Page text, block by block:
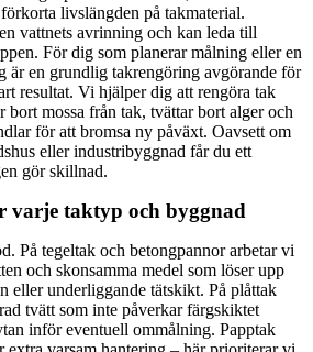
livslängden på takmaterial.
vattnets avrinning och kan leda till
För dig som planerar målning eller en
är en grundlig takrengöring avgörande för
resultat. Vi hjälper dig att rengöra tak
mossa från tak, tvättar bort alger och
för att bromsa ny påväxt. Oavsett om
eller industribyggnad får du ett
gör skillnad.
varje taktyp och byggnad
På tegeltak och betongpannor arbetar vi
och skonsamma medel som löser upp
eller underliggande tätskikt. På plåttak
tvätt som inte påverkar färgskiktet
inför eventuell ommålning. Papptak